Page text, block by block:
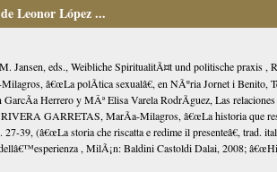
Leonor López ...
Jansen, eds., Weibliche SpiritualitÃ¤t und politische praxis ,
â€œLa polÃ­tica sexualâ€, en NÃºria Jornet i Benito,
Herrero y MÂª Elisa Varela RodrÃ­guez, Las
GARRETAS, MarÃ­a-Milagros, â€œLa historia que
39, (â€œLa storia che riscatta e redime il presenteâ€, trad.
, MilÃ¡n: Baldini Castoldi Dalai, 2008;